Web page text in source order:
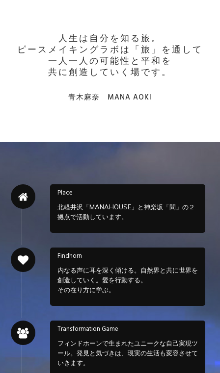
人生は自分を知る旅。
ピースメイキングラボは「旅」を通して
一人一人の可能性と平和を
共に創造していく場です。
青木麻奈 MANA AOKI
Place
北軽井沢「MANAHOUSE」と神楽坂「間」の２
拠点で活動しています。
Findhorn
内なる声に耳を深く傾ける。自然界と共に世界を
創造していく。愛を行動する。
その在り方に学ぶ。
Transformation Game
フィンドホーンで生まれたユニークな自己実現ツ
ール。発見と気づきは、現実の生活も変容させて
いきます。